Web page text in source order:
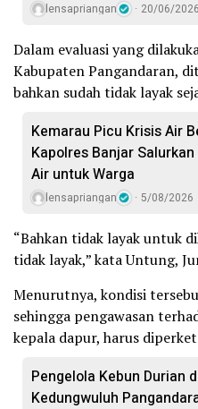
lensapriangan 20/06/2026
Dalam evaluasi yang
Kabupaten Pangandaran,
bahkan sudah tidak layak
Kemarau Picu Krisis Air
Kapolres Banjar
Air untuk Warga
lensapriangan 5/08/2026
“Bahkan tidak layak untuk
tidak layak,” kata Untung,
Menurutnya, kondisi
sehingga pengawasan
kepala dapur, harus
Pengelola Kebun Durian
Kedungwuluh